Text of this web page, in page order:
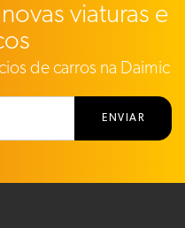
viaturas e
de carros na Daimic
ENVIAR